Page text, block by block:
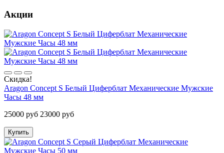
Акции
Скидка!
Aragon Concept S Белый Циферблат Механические Мужские
Часы 48 мм
25000 руб 23000 руб
Купить